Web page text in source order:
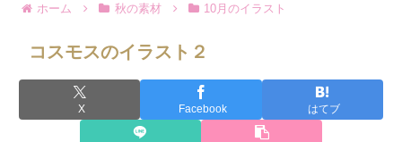
ホーム 秋の素材 10月のイラスト
コスモスのイラスト２
X Facebook はてブ